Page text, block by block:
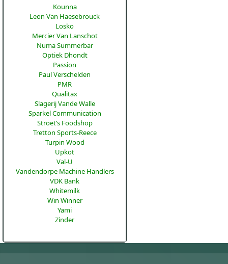
Kounna
Leon Van Haesebrouck
Losko
Mercier Van Lanschot
Numa Summerbar
Optiek Dhondt
Passion
Paul Verschelden
PMR
Qualitax
Slagerij Vande Walle
Sparkel Communication
Stroet’s Foodshop
Tretton Sports-Reece
Turpin Wood
Upkot
Val-U
Vandendorpe Machine Handlers
VDK Bank
Whitemilk
Win Winner
Yami
Zinder